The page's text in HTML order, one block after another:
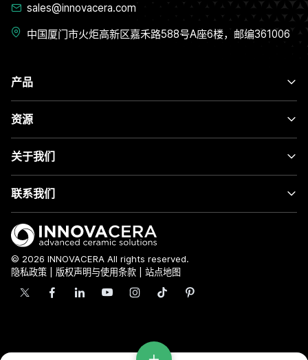
产品
资源
关于我们
联系我们
sales@innovacera.com
中国厦门市火炬高新区嘉禾路588号A座6楼，邮编361006
© 2026 INNOVACERA All rights reserved.
隐私政策
版权声明与使用条款 站点地图